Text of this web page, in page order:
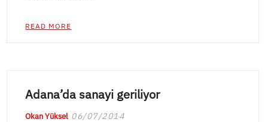
READ MORE
Adana’da sanayi geriliyor
Okan Yüksel 06/07/2014